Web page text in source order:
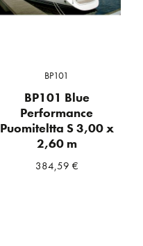
BP101
BP101 Blue
Performance
Puomiteltta S 3,00 x
2,60 m
384,59 €